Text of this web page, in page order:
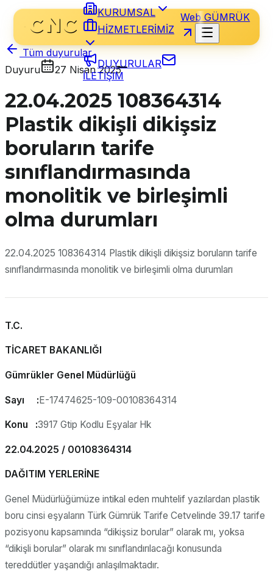
KURUMSAL
HİZMETLERİMİZ
DUYURULAR
İLETİŞİM
Web GÜMRÜK
Tüm duyurular
Duyuru
27 Nisan 2025
22.04.2025 108364314
Plastik dikişli dikişsiz
boruların tarife
sınıflandırmasında
monolitik ve birleşimli
olma durumları
22.04.2025 108364314 Plastik dikişli dikişsiz boruların tarife
sınıflandırmasında monolitik ve birleşimli olma durumları
T.C.
TİCARET BAKANLIĞI
Gümrükler Genel Müdürlüğü
Sayı :E-17474625-109-00108364314
Konu :3917 Gtip Kodlu Eşyalar Hk
22.04.2025 / 00108364314
DAĞITIM YERLERİNE
Genel Müdürlüğümüze intikal eden muhtelif yazılardan plastik
boru cinsi eşyaların Türk Gümrük Tarife Cetvelinde 39.17 tarife
pozisyonu kapsamında “dikişsiz borular” olarak mı, yoksa
“dikişli borular” olarak mı sınıflandırılacağı konusunda
tereddütler yaşandığı anlaşılmaktadır.